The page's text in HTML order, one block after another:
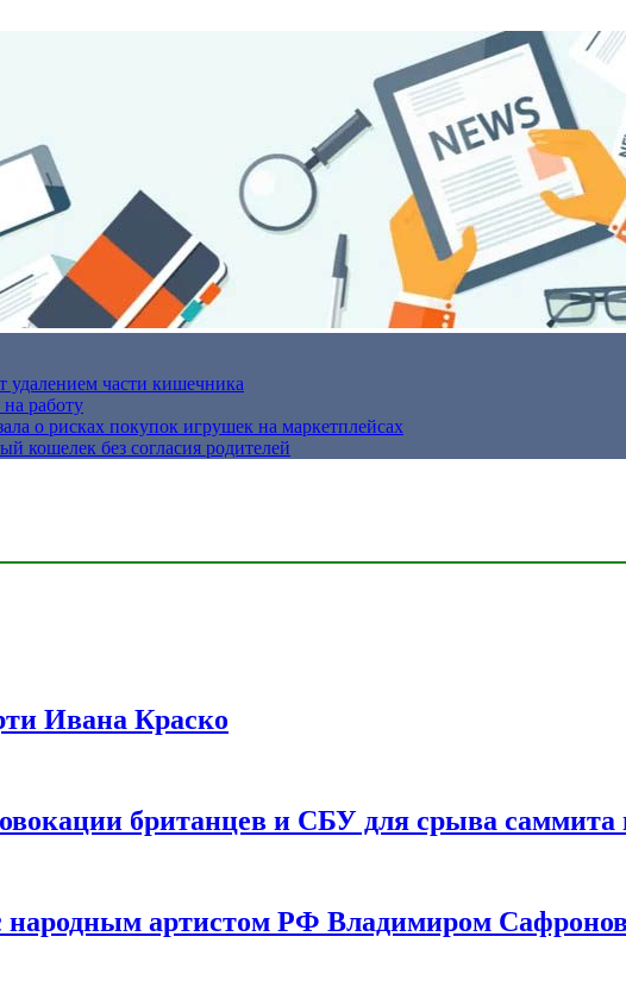
удалением части кишечника
работу
о рисках покупок игрушек на маркетплейсах
кошелек без согласия родителей
Ивана Краско
британцев и СБУ для срыва саммита
народным артистом РФ Владимиром